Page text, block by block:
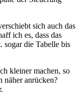
sich auch das
ich es, dass das
sogar die Tabelle bis
kleiner machen, so
näher anrücken?